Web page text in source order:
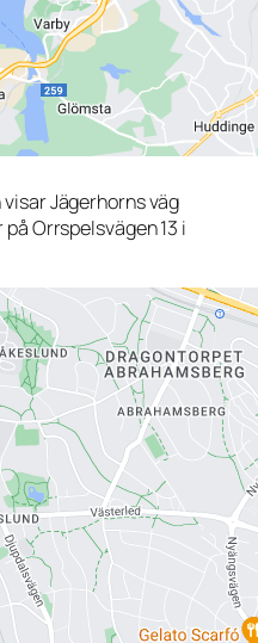
Jägerhorns väg
Orrspelsvägen 13 i